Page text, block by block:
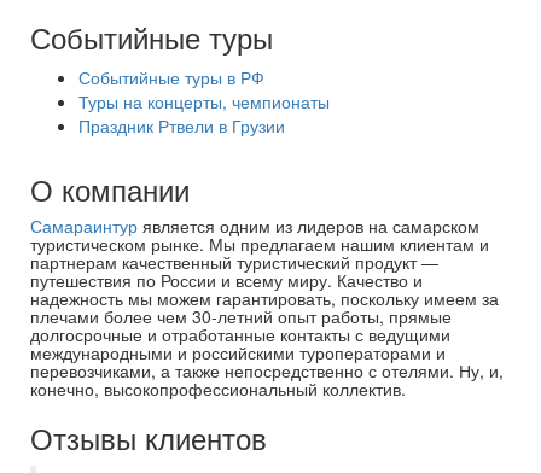
Событийные туры
Событийные туры в РФ
Туры на концерты, чемпионаты
Праздник Ртвели в Грузии
О компании
Самараинтур является одним из лидеров на самарском
туристическом рынке. Мы предлагаем нашим клиентам и
партнерам качественный туристический продукт —
путешествия по России и всему миру. Качество и
надежность мы можем гарантировать, поскольку имеем за
плечами более чем 30-летний опыт работы, прямые
долгосрочные и отработанные контакты с ведущими
международными и российскими туроператорами и
перевозчиками, а также непосредственно с отелями. Ну, и,
конечно, высокопрофессиональный коллектив.
Отзывы клиентов